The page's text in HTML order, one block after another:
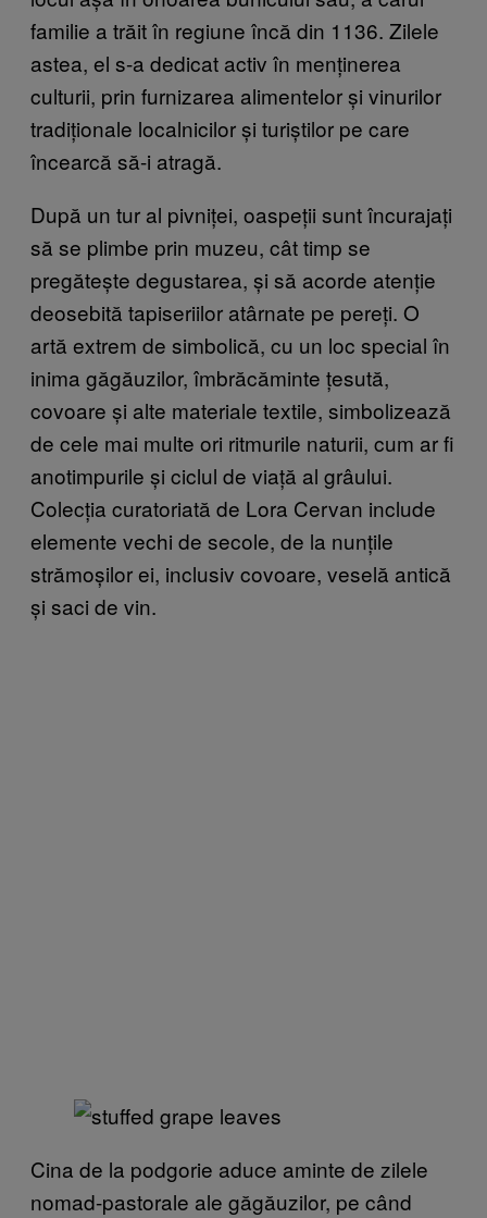
familie a trăit în regiune încă din 1136. Zilele
astea, el s-a dedicat activ în menținerea
culturii, prin furnizarea alimentelor și vinurilor
tradiționale localnicilor și turiștilor pe care
încearcă să-i atragă.
După un tur al pivniței, oaspeții sunt încurajați
să se plimbe prin muzeu, cât timp se
pregătește degustarea, și să acorde atenție
deosebită tapiseriilor atârnate pe pereți. O
artă extrem de simbolică, cu un loc special în
inima găgăuzilor, îmbrăcăminte țesută,
covoare și alte materiale textile, simbolizează
de cele mai multe ori ritmurile naturii, cum ar fi
anotimpurile și ciclul de viață al grâului.
Colecția curatoriată de Lora Cervan include
elemente vechi de secole, de la nunțile
strămoșilor ei, inclusiv covoare, veselă antică
și saci de vin.
Cina de la podgorie aduce aminte de zilele
nomad-pastorale ale găgăuzilor, pe când